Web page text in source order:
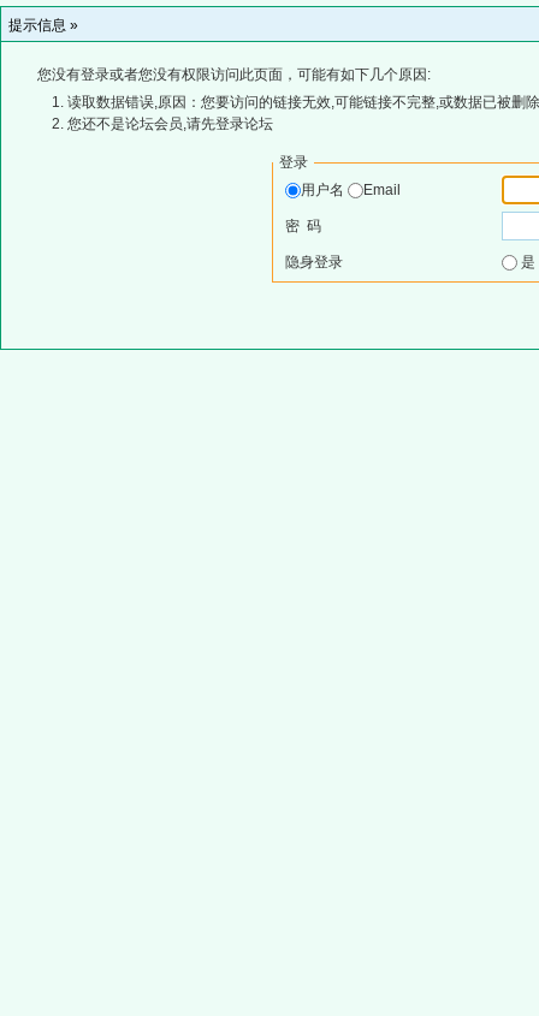
提示信息 »
您没有登录或者您没有权限访问此页面，可能有如下几个原因:
读取数据错误,原因：您要访问的链接无效,可能链接不完整,或数据已被删
您还不是论坛会员,请先登录论坛
登录
用户名
Email
密 码
隐身登录